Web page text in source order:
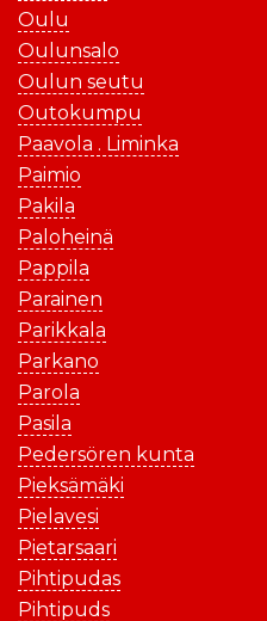
Oulu
Oulunsalo
Oulun seutu
Outokumpu
Paavola . Liminka
Paimio
Pakila
Paloheinä
Pappila
Parainen
Parikkala
Parkano
Parola
Pasila
Pedersören kunta
Pieksämäki
Pielavesi
Pietarsaari
Pihtipudas
Pihtipuds